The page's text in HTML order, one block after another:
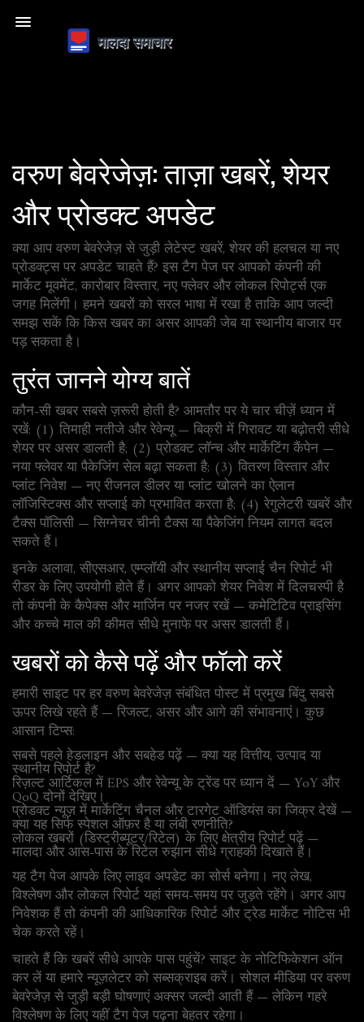
वरुण बेवरेजेज़: ताज़ा खबरें, शेयर
और प्रोडक्ट अपडेट
क्या आप वरुण बेवरेजेज़ से जुड़ी लेटेस्ट खबरें, शेयर की हलचल या नए
प्रोडक्ट्स पर अपडेट चाहते हैं? इस टैग पेज पर आपको कंपनी की
मार्केट मूवमेंट, कारोबार विस्तार, नए फ्लेवर और लोकल रिपोर्ट्स एक
जगह मिलेंगी। हमने खबरों को सरल भाषा में रखा है ताकि आप जल्दी
समझ सकें कि किस खबर का असर आपकी जेब या स्थानीय बाजार पर
पड़ सकता है।
तुरंत जानने योग्य बातें
कौन-सी खबर सबसे ज़रूरी होती है? आमतौर पर ये चार चीज़ें ध्यान में
रखें: (1) तिमाही नतीजे और रेवेन्यू — बिक्री में गिरावट या बढ़ोतरी सीधे
शेयर पर असर डालती है; (2) प्रोडक्ट लॉन्च और मार्केटिंग कैंपेन —
नया फ्लेवर या पैकेजिंग सेल बढ़ा सकता है; (3) वितरण विस्तार और
प्लांट निवेश — नए रीजनल डीलर या प्लांट खोलने का ऐलान
लॉजिस्टिक्स और सप्लाई को प्रभावित करता है; (4) रेगुलेटरी खबरें और
टैक्स पॉलिसी — सिग्नेचर चीनी टैक्स या पैकेजिंग नियम लागत बदल
सकते हैं।
इनके अलावा, सीएसआर, एम्प्लॉयी और स्थानीय सप्लाई चैन रिपोर्ट भी
रीडर के लिए उपयोगी होते हैं। अगर आपको शेयर निवेश में दिलचस्पी है
तो कंपनी के कैपेक्स और मार्जिन पर नजर रखें — कमेटिटिव प्राइसिंग
और कच्चे माल की कीमत सीधे मुनाफे पर असर डालती हैं।
खबरों को कैसे पढ़ें और फॉलो करें
हमारी साइट पर हर वरुण बेवरेजेज़ संबंधित पोस्ट में प्रमुख बिंदु सबसे
ऊपर लिखे रहते हैं — रिजल्ट, असर और आगे की संभावनाएं। कुछ
आसान टिप्स:
सबसे पहले हेडलाइन और सबहेड पढ़ें — क्या यह वित्तीय, उत्पाद या
स्थानीय रिपोर्ट है?
रिज़ल्ट आर्टिकल में EPS और रेवेन्यू के ट्रेंड पर ध्यान दें — YoY और
QoQ दोनों देखिए।
प्रोडक्ट न्यूज़ में मार्केटिंग चैनल और टारगेट ऑडियंस का जिक्र देखें —
क्या यह सिर्फ स्पेशल ऑफ़र है या लंबी रणनीति?
लोकल खबरों (डिस्ट्रीब्यूटर/रिटेल) के लिए क्षेत्रीय रिपोर्ट पढ़ें —
मालदा और आस-पास के रिटेल रुझान सीधे ग्राहकी दिखाते हैं।
यह टैग पेज आपके लिए लाइव अपडेट का सोर्स बनेगा। नए लेख,
विश्लेषण और लोकल रिपोर्ट यहां समय-समय पर जुड़ते रहेंगे। अगर आप
निवेशक हैं तो कंपनी की आधिकारिक रिपोर्ट और ट्रेड मार्केट नोटिस भी
चेक करते रहें।
चाहते हैं कि खबरें सीधे आपके पास पहुंचें? साइट के नोटिफिकेशन ऑन
कर लें या हमारे न्यूज़लेटर को सब्सक्राइब करें। सोशल मीडिया पर वरुण
बेवरेजेज़ से जुड़ी बड़ी घोषणाएं अक्सर जल्दी आती हैं — लेकिन गहरे
विश्लेषण के लिए यहीं टैग पेज पढ़ना बेहतर रहेगा।